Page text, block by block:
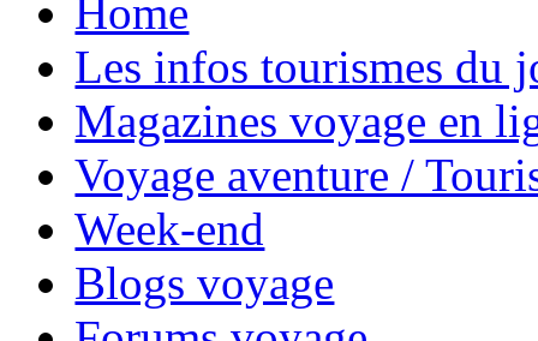
Home
Les infos tourismes du
Magazines voyage en
Voyage aventure /
Week-end
Blogs voyage